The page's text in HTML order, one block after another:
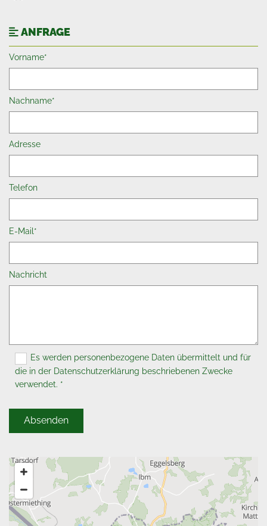
 ANFRAGE
Vorname*
Nachname*
Adresse
Telefon
E-Mail*
Nachricht
Es werden personenbezogene Daten übermittelt und für
die in der Datenschutzerklärung beschriebenen Zwecke
verwendet. *